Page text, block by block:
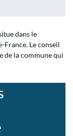
dans le
France. Le conseil
de la commune qui